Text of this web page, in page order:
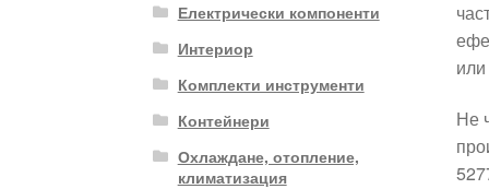
Не
Електрически компоненти
Интериор
Комплекти инструменти
Контейнери
Охлаждане, отопление,
климатизация